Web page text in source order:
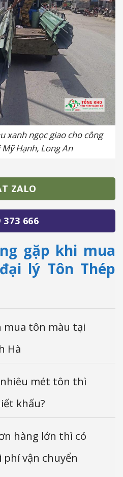
xanh ngọc giao cho công
Hạnh, Long An
ZALO
373 666
gặp khi mua
lý Tôn Thép
mua tôn màu tại
Hà
mét tôn thì
khấu?
hàng lớn thì có
vận chuyển